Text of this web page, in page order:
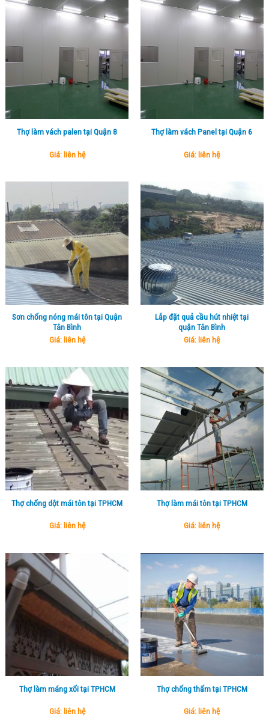
Thợ làm vách palen tại Quận 8
Giá: liên hệ
Thợ làm vách Panel tại Quận 6
Giá: liên hệ
Sơn chống nóng mái tôn tại Quận
Tân Bình
Giá: liên hệ
Lắp đặt quả cầu hút nhiệt tại
quận Tân Bình
Giá: liên hệ
Thợ chống dột mái tôn tại TPHCM
Giá: liên hệ
Thợ làm mái tôn tại TPHCM
Giá: liên hệ
Thợ làm máng xối tại TPHCM
Giá: liên hệ
Thợ chống thấm tại TPHCM
Giá: liên hệ